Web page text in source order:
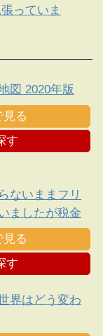
っていま
図 2020年版
見る
す
ないままフリ
ましたが税金
てください!
見る
す
界はどう変わ